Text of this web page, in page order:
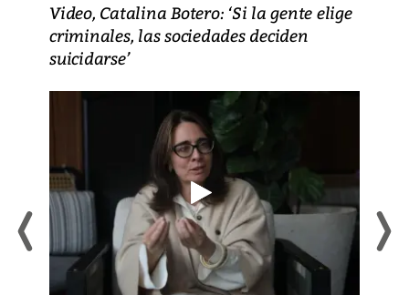
Video, Catalina Botero: ‘Si la gente elige
criminales, las sociedades deciden
suicidarse’